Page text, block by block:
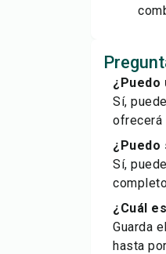
¿Puedo
Sí,
ofrecerá
Sí,
¿Cuál
Guarda
hasta